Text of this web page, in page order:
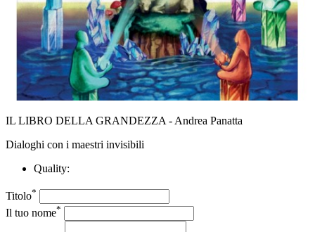
IL LIBRO DELLA GRANDEZZA - Andrea Panatta
Dialoghi con i maestri invisibili
Quality:
Titolo*
Il tuo nome*